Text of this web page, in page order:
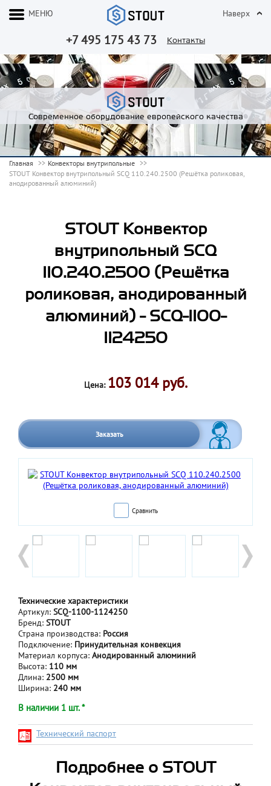
+7 495 175 43 73 Контакты
МЕНЮ Наверх
Современное оборудование европейского качества
Главная
Конвекторы внутрипольные
STOUT Конвектор внутрипольный SCQ 110.240.2500 (Решётка роликовая,
анодированный алюминий)
STOUT Конвектор
внутрипольный SCQ
110.240.2500 (Решётка
роликовая, анодированный
алюминий) - SCQ-1100-
1124250
Цена: 103 014 руб.
Заказать
Сравнить
Технические характеристики
Артикул: SCQ-1100-1124250
Бренд: STOUT
Страна производства: Россия
Подключение: Принудительная конвекция
Материал корпуса: Анодированный алюминий
Высота: 110 мм
Длина: 2500 мм
Ширина: 240 мм
В наличии 1 шт. *
Технический паспорт
Подробнее о STOUT